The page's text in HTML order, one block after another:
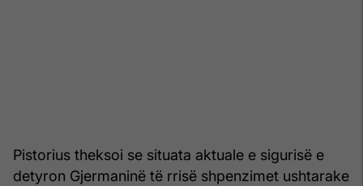
Pistorius theksoi se situata aktuale e sigurisë e
detyron Gjermaninë të rrisë shpenzimet ushtarake